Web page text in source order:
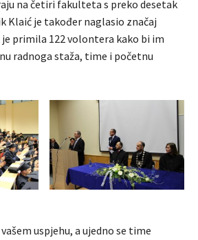
na četiri fakulteta s preko desetak
Klaić je također naglasio značaj
je primila 122 volontera kako bi im
radnoga staža, time i početnu
uspjehu, a ujedno se time